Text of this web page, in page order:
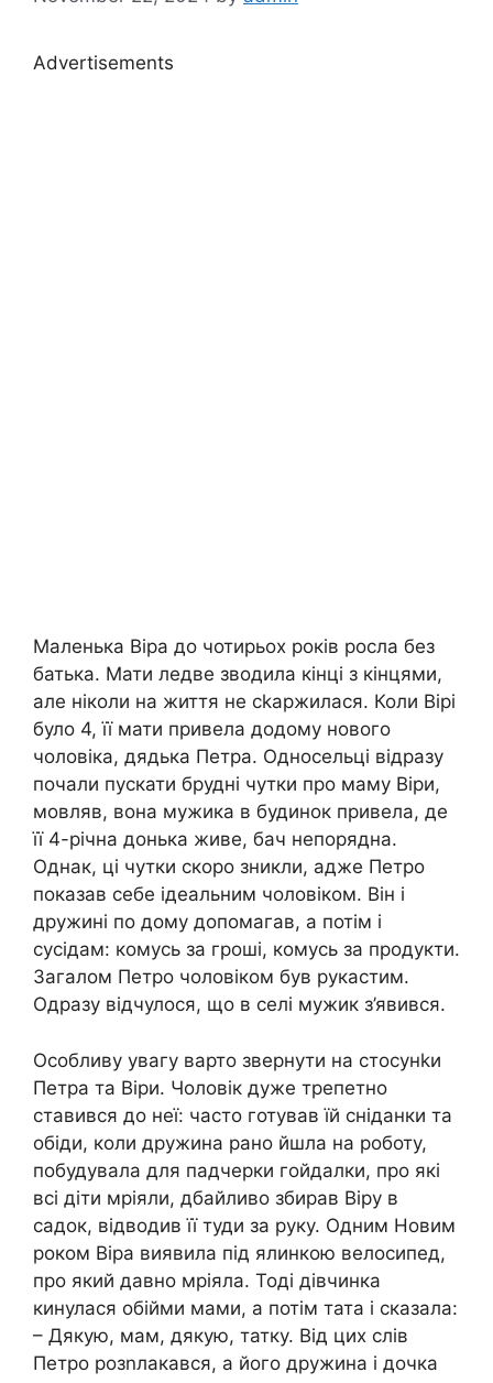
Advertisements
Маленька Віра до чотирьох років росла без
батька. Мати ледве зводила кінці з кінцями,
але ніколи на життя не сkаржилася. Коли Вірі
було 4, її мати привела додому нового
чоловіка, дядька Петра. Односельці відразу
почали пускати брудні чутки про маму Віри,
мовляв, вона мужика в будинок привела, де
її 4-річна донька живе, бач непорядна.
Однак, ці чутки скоро зникли, адже Петро
показав себе ідеальним чоловіком. Він і
дружині по дому допомагав, а потім і
сусідам: комусь за гроші, комусь за продукти.
Загалом Петро чоловіком був рукастим.
Одразу відчулося, що в селі мужик з’явився.
Особливу увагу варто звернути на стосунkи
Петра та Віри. Чоловік дуже трепетно
ставився до неї: часто готував їй сніданки та
обіди, коли дружина рано йшла на роботу,
побудувала для падчерки гойдалки, про які
всі діти мріяли, дбайливо збирав Віру в
садок, відводив її туди за руку. Одним Новим
роком Віра виявила під ялинкою велосипед,
про який давно мріяла. Тоді дівчинка
кинулася обійми мами, а потім тата і сказала:
– Дякую, мам, дякую, татку. Від цих слів
Петро розnлакався, а його дружина і дочка